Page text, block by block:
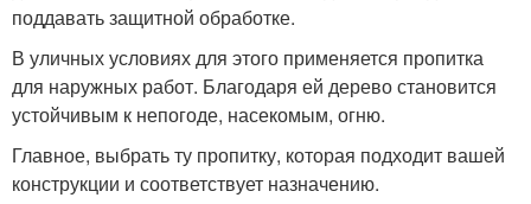
поддавать защитной обработке.
В уличных условиях для этого применяется пропитка
для наружных работ. Благодаря ей дерево становится
устойчивым к непогоде, насекомым, огню.
Главное, выбрать ту пропитку, которая подходит вашей
конструкции и соответствует назначению.